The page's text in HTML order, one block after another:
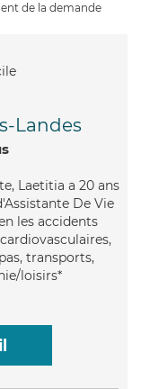
de la demande
Landes
Laetitia a 20 ans
De Vie
les accidents
transports,
loisirs*